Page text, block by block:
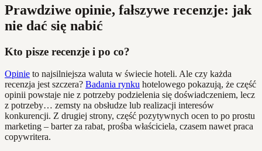
Prawdziwe opinie, fałszywe recenzje: jak
nie dać się nabić
Kto pisze recenzje i po co?
Opinie to najsilniejsza waluta w świecie hoteli. Ale czy każda
recenzja jest szczera? Badania rynku hotelowego pokazują, że część
opinii powstaje nie z potrzeby podzielenia się doświadczeniem, lecz
z potrzeby… zemsty na obsłudze lub realizacji interesów
konkurencji. Z drugiej strony, część pozytywnych ocen to po prostu
marketing – barter za rabat, prośba właściciela, czasem nawet praca
copywritera.